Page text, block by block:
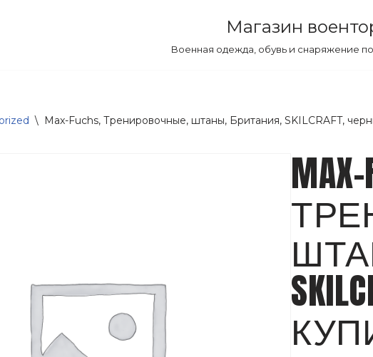
Магазин
Военная одежда, обувь и снаряжение
\ Max-Fuchs, Тренировочные, штаны, Британия, SKILCRAFT,
MAX-